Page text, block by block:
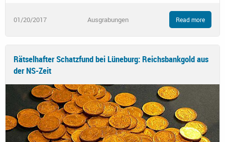
01/20/2017 Ausgrabungen Read more
Rätselhafter Schatzfund bei Lüneburg: Reichsbankgold aus
der NS-Zeit